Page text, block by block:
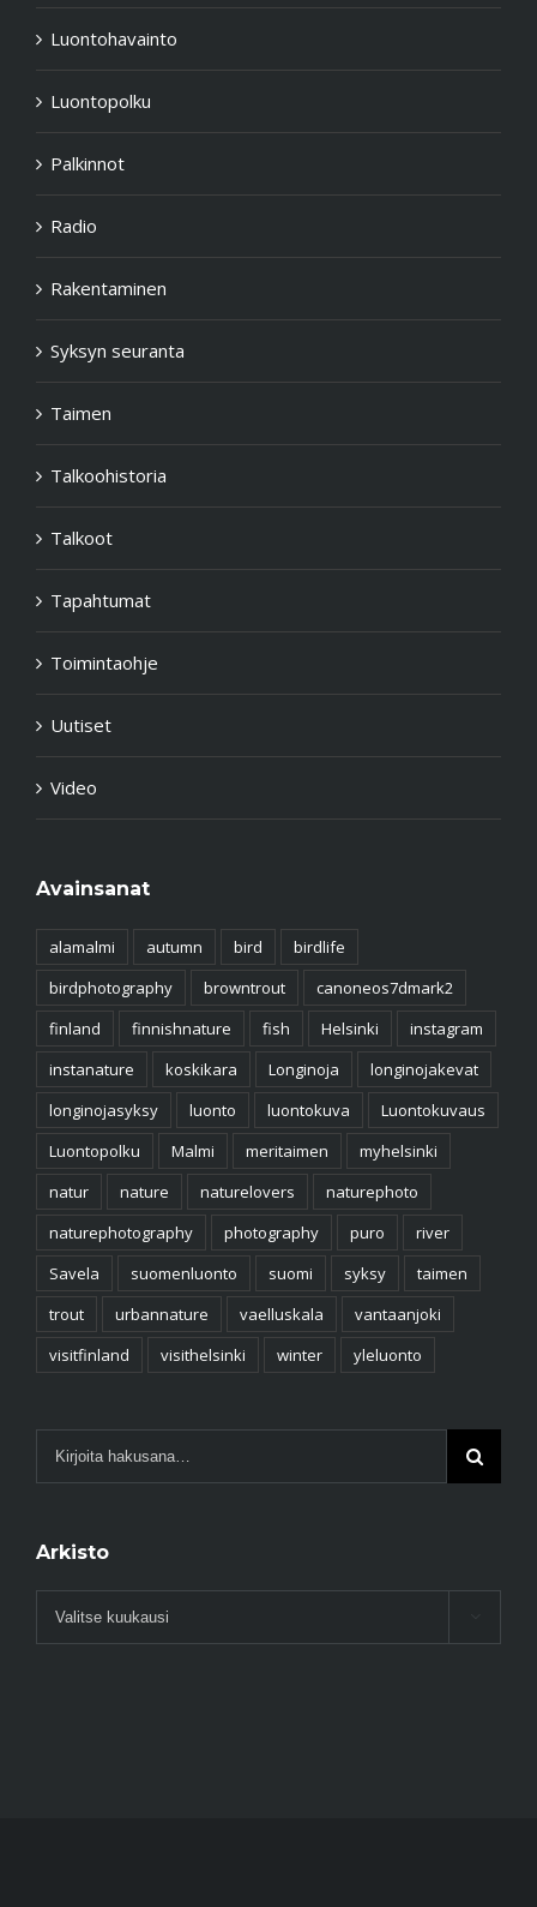
Luontohavainto
Luontopolku
Palkinnot
Radio
Rakentaminen
Syksyn seuranta
Taimen
Talkoohistoria
Talkoot
Tapahtumat
Toimintaohje
Uutiset
Video
Avainsanat
alamalmi autumn bird
birdlife
birdphotography
browntrout
canoneos7dmark2
finland
finnishnature fish Helsinki
instagram
instanature
koskikara Longinoja
longinojakevat
longinojasyksy
luonto luontokuva
Luontokuvaus
Luontopolku
Malmi meritaimen
myhelsinki
natur
nature naturelovers
naturephoto
naturephotography
photography puro
river
Savela
suomenluonto suomi syksy
taimen
trout
urbannature vaelluskala
vantaanjoki
visitfinland
visithelsinki winter yleluonto
Arkisto
Arkisto